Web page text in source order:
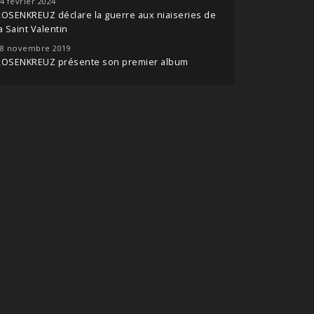
déclare la guerre aux niaiseries de
Saint Valentin
novembre 2019
présente son premier album